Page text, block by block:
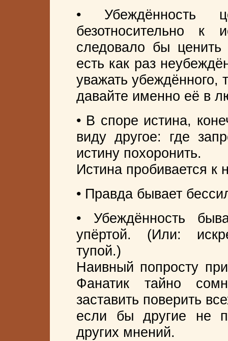
• Убеждённость
безотносительно к
следовало бы
есть как раз
уважать убеждённого,
давайте именно её в
• В споре истина,
виду другое: где
истину похоронить.
Истина пробивается к
• Правда бывает
• Убеждённость
упёртой. (Или:
тупой.)
Наивный попросту
Фанатик тайно
заставить поверить
если бы другие не
других мнений.